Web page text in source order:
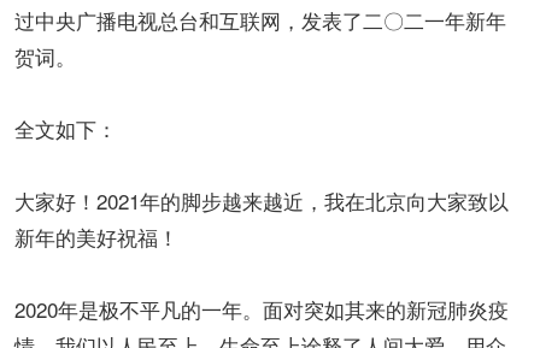
过中央广播电视总台和互联网，发表了二〇二一年新年
贺词。
全文如下：
大家好！2021年的脚步越来越近，我在北京向大家致以
新年的美好祝福！
2020年是极不平凡的一年。面对突如其来的新冠肺炎疫